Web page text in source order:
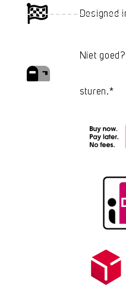
Designed
Niet
sturen.*